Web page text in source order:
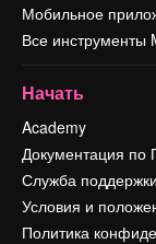
Мобильное
Все инструменты
Начать
Academy
Документация по
Служба поддержки
Условия и
Политика